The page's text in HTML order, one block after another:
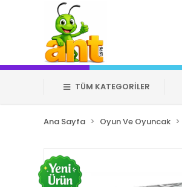
TÜM KATEGORİLER
Ana Sayfa Oyun Ve Oyuncak